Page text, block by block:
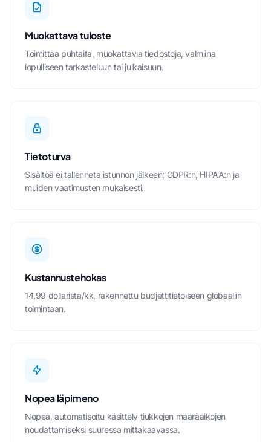
Muokattava tuloste
Toimittaa puhtaita, muokattavia tiedostoja, valmiina
lopulliseen tarkasteluun tai julkaisuun.
Tietoturva
Sisältöä ei tallenneta istunnon jälkeen; GDPR:n, HIPAA:n ja
muiden vaatimusten mukaisesti.
Kustannustehokas
14,99 dollarista/kk, rakennettu budjettitietoiseen globaaliin
toimintaan.
Nopea läpimeno
Nopea, automatisoitu käsittely tiukkojen määräaikojen
noudattamiseksi suuressa mittakaavassa.